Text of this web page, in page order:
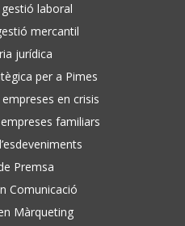
laboral
mercantil
jurídica
per a Pimes
en crisis
familiars
Premsa
Comunicació
Màrqueting